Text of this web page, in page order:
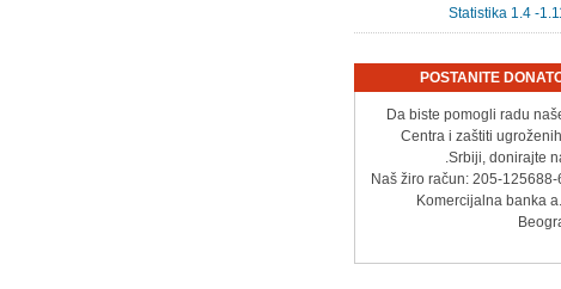
Statistika 1.4 -
POSTANITE
Da biste pomogli radu
Centra i zaštiti
Srbiji, donirajte
Naš žiro račun: 205-125688-
Komercijalna banka